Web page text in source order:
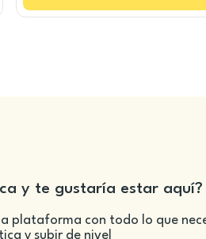
y te gustaría estar aquí?
plataforma con todo lo que
y subir de nivel